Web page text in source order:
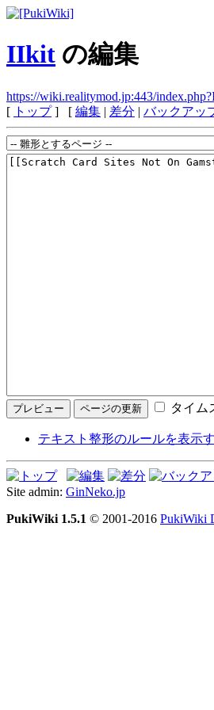
IIkit の編集
https://wiki.realitymod.jp:443/
[ トップ] [ 編集 | 差分 | バックアッ
タイム
テキスト整形のルールを表示
Site admin: GinNeko.jp
PukiWiki 1.5.1 © 2001-2016 PukiWiki